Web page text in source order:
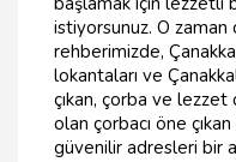
istiyorsunuz. O
rehberimizde,
lokantaları ve
çıkan, çorba ve
olan çorbacı öne
güvenilir adresleri bir